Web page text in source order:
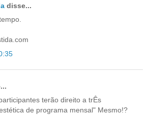
disse...
terão direito a trÊs
de programa mensal" Mesmo!?